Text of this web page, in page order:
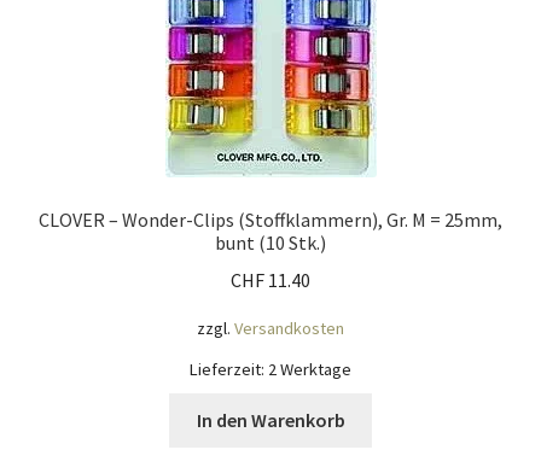
CLOVER – Wonder-Clips (Stoffklammern), Gr. M = 25mm,
bunt (10 Stk.)
CHF 11.40
zzgl. Versandkosten
Lieferzeit: 2 Werktage
In den Warenkorb